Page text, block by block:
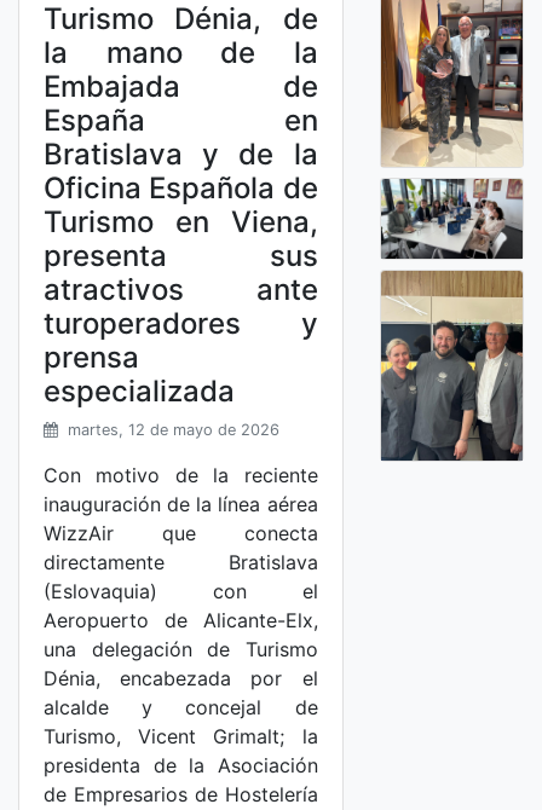
Turismo Dénia, de
la mano de la
Embajada de
España en
Bratislava y de la
Oficina Española de
Turismo en Viena,
presenta sus
atractivos ante
turoperadores y
prensa
especializada
martes, 12 de mayo de 2026
Con motivo de la reciente
inauguración de la línea aérea
WizzAir que conecta
directamente Bratislava
(Eslovaquia) con el
Aeropuerto de Alicante-Elx,
una delegación de Turismo
Dénia, encabezada por el
alcalde y concejal de
Turismo, Vicent Grimalt; la
presidenta de la Asociación
de Empresarios de Hostelería